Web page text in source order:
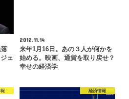
ェ
2012.11.14
来年1月16日。あの３人が何かを
始める。映画、通貨を取り戻せ？
幸せの経済学
経済情報